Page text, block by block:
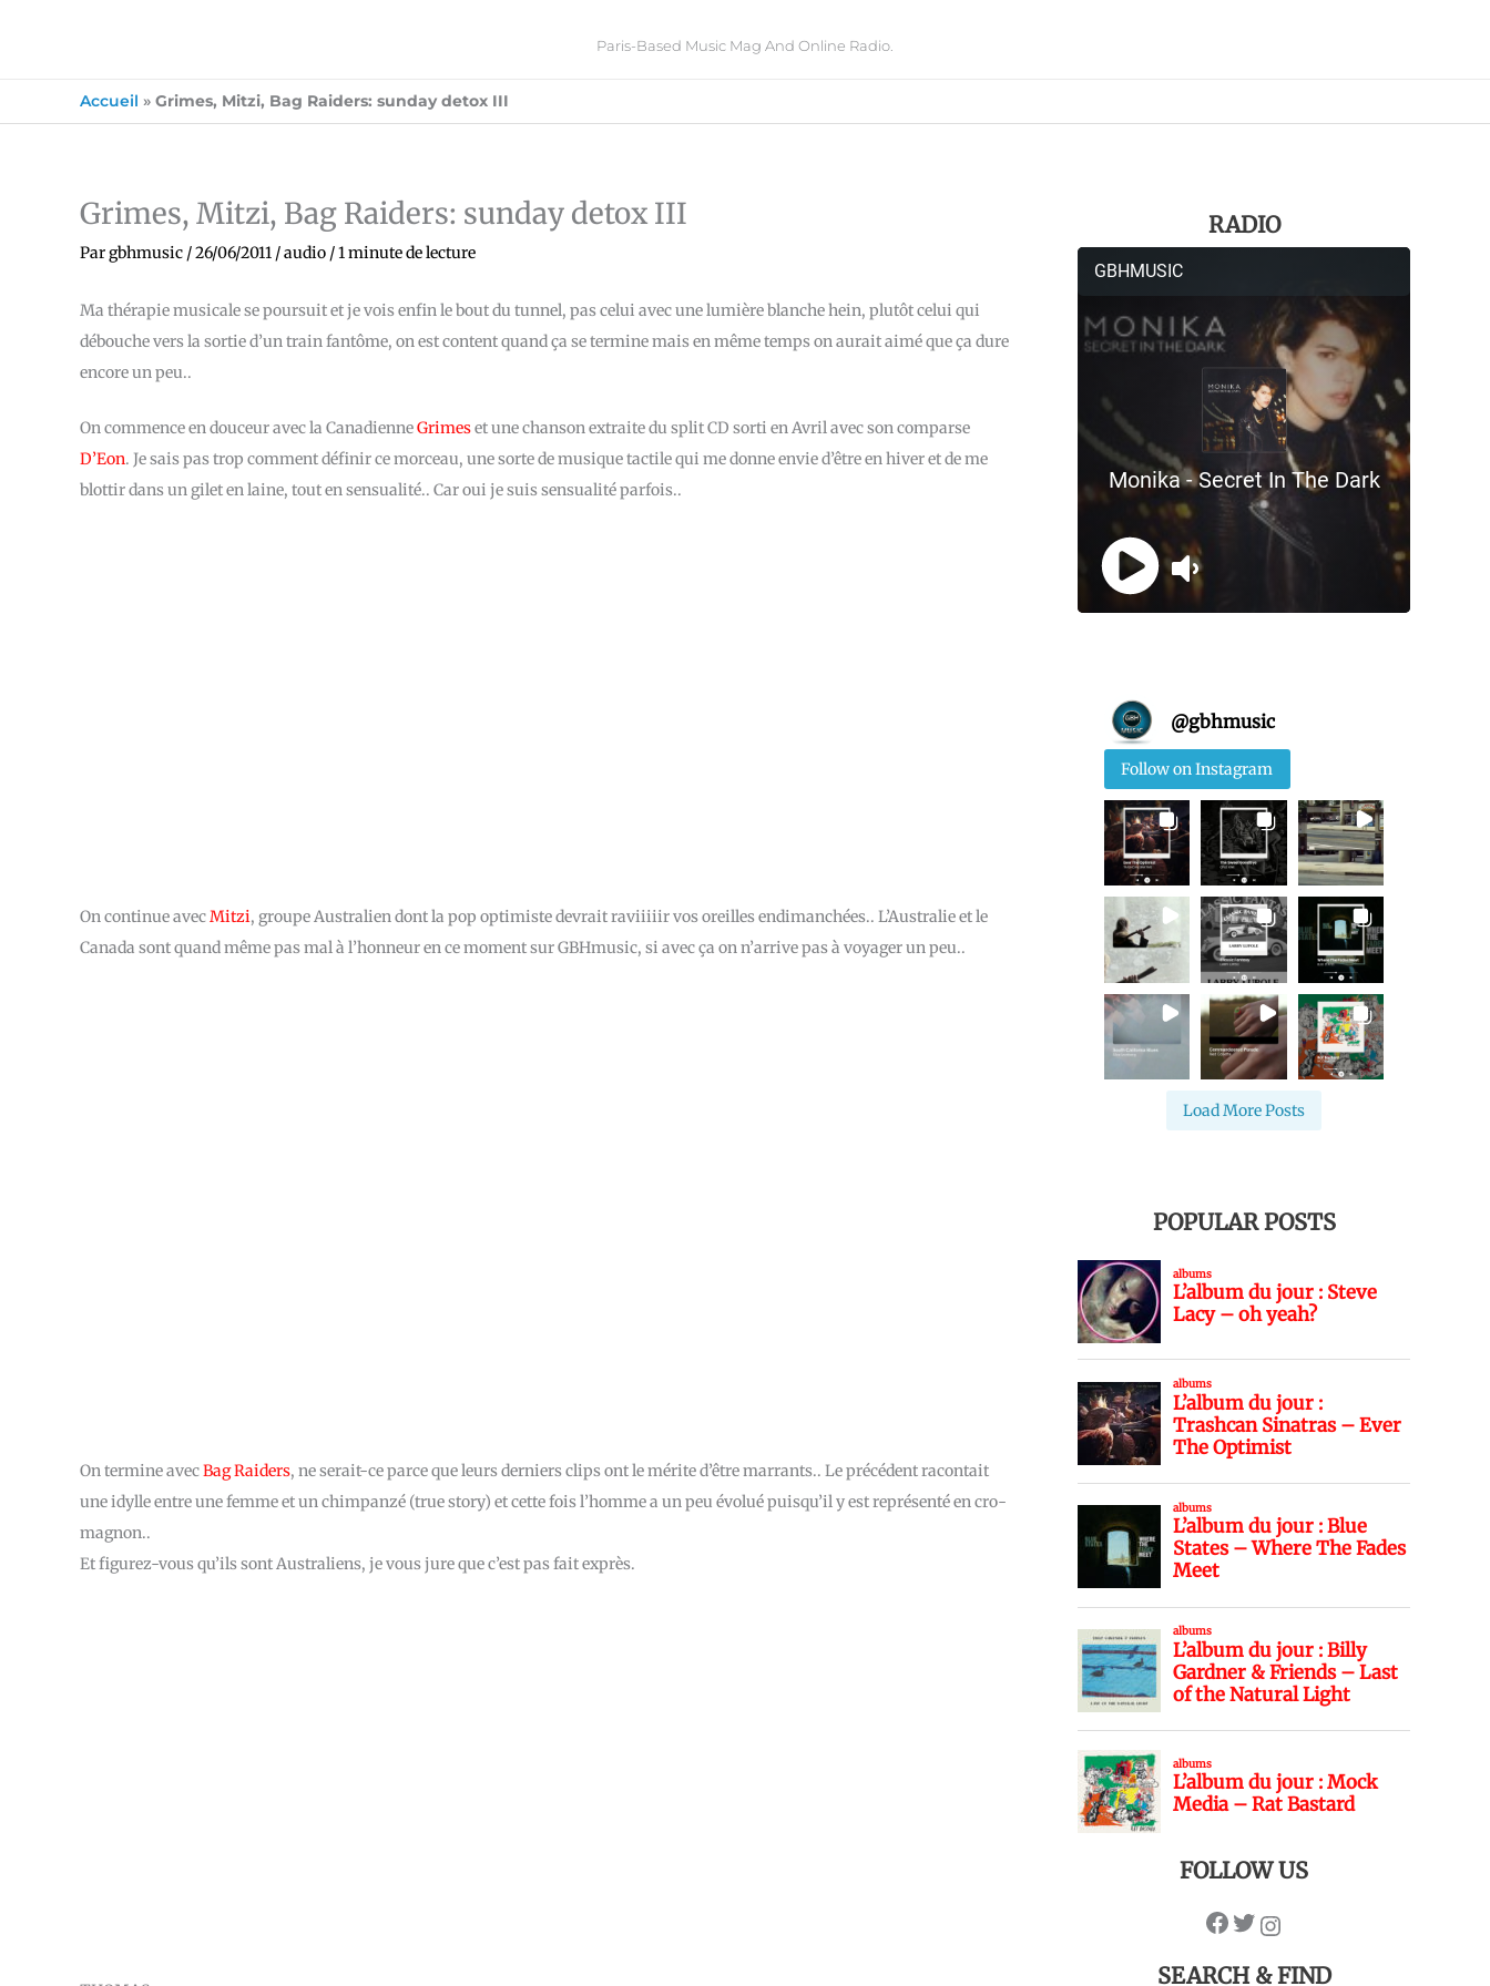
Paris-Based Music Mag And Online Radio.
Accueil » Grimes, Mitzi, Bag Raiders: sunday detox III
Grimes, Mitzi, Bag Raiders: sunday detox III
Pargbhmusic /26/06/2011 /audio /1 minute de lecture
Ma thérapie musicale se poursuit et je vois enfin le bout du tunnel, pas celui avec une lumière blanche hein, plutôt celui qui
débouche vers la sortie d’un train fantôme, on est content quand ça se termine mais en même temps on aurait aimé que ça dure
encore un peu..
On commence en douceur avec la CanadienneGrimeset une chanson extraite du split CD sorti en Avril avec son comparse
D’Eon. Je sais pas trop comment définir ce morceau, une sorte de musique tactile qui me donne envie d’être en hiver et de me
blottir dans un gilet en laine, tout en sensualité.. Car oui je suis sensualité parfois..
On continue avecMitzi, groupe Australien dont la pop optimiste devrait raviiiiir vos oreilles endimanchées.. L’Australie et le
Canada sont quand même pas mal à l’honneur en ce moment sur GBHmusic, si avec ça on n’arrive pas à voyager un peu..
On termine avecBag Raiders, ne serait-ce parce que leurs derniers clips ont le mérite d’être marrants.. Le précédent racontait
une idylle entre une femme et un chimpanzé (true story) et cette fois l’homme a un peu évolué puisqu’il y est représenté en cro-
magnon..
Et figurez-vous qu’ils sont Australiens, je vous jure que c’est pas fait exprès.
RADIO
@gbhmusic
Follow on Instagram
Load More Posts
POPULAR POSTS
FOLLOW US
SEARCH & FIND